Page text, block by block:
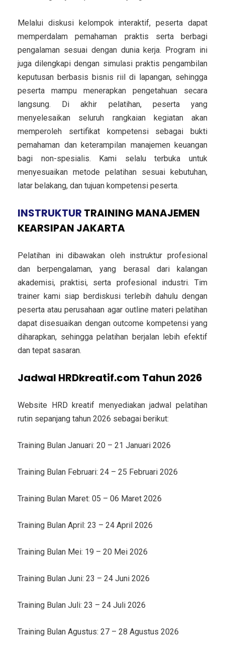
Melalui diskusi kelompok interaktif, peserta dapat
memperdalam pemahaman praktis serta berbagi
pengalaman sesuai dengan dunia kerja. Program ini
juga dilengkapi dengan simulasi praktis pengambilan
keputusan berbasis bisnis riil di lapangan, sehingga
peserta mampu menerapkan pengetahuan secara
langsung. Di akhir pelatihan, peserta yang
menyelesaikan seluruh rangkaian kegiatan akan
memperoleh sertifikat kompetensi sebagai bukti
pemahaman dan keterampilan manajemen keuangan
bagi non-spesialis. Kami selalu terbuka untuk
menyesuaikan metode pelatihan sesuai kebutuhan,
latar belakang, dan tujuan kompetensi peserta.
INSTRUKTUR TRAINING MANAJEMEN
KEARSIPAN JAKARTA
Pelatihan ini dibawakan oleh instruktur profesional
dan berpengalaman, yang berasal dari kalangan
akademisi, praktisi, serta profesional industri. Tim
trainer kami siap berdiskusi terlebih dahulu dengan
peserta atau perusahaan agar outline materi pelatihan
dapat disesuaikan dengan outcome kompetensi yang
diharapkan, sehingga pelatihan berjalan lebih efektif
dan tepat sasaran.
Jadwal HRDkreatif.com Tahun 2026
Website HRD kreatif menyediakan jadwal pelatihan
rutin sepanjang tahun 2026 sebagai berikut:
Training Bulan Januari: 20 – 21 Januari 2026
Training Bulan Februari: 24 – 25 Februari 2026
Training Bulan Maret: 05 – 06 Maret 2026
Training Bulan April: 23 – 24 April 2026
Training Bulan Mei: 19 – 20 Mei 2026
Training Bulan Juni: 23 – 24 Juni 2026
Training Bulan Juli: 23 – 24 Juli 2026
Training Bulan Agustus: 27 – 28 Agustus 2026